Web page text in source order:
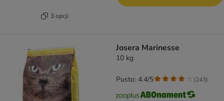
3 opcji
Josera Marinesse
10 kg
Pusto: 4.4/5 (243)